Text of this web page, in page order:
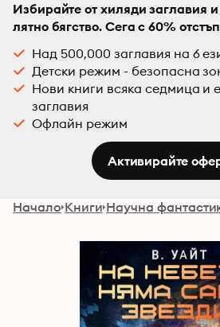
Избирайте от хиляди заглавия
лятно бягство. Сега с 60%
Над 500,000 заглавия на 6
Детски режим - безопасна
Нови книги всяка седмица и
заглавия
Офлайн режим
Активирайте
Начало Книги Научна